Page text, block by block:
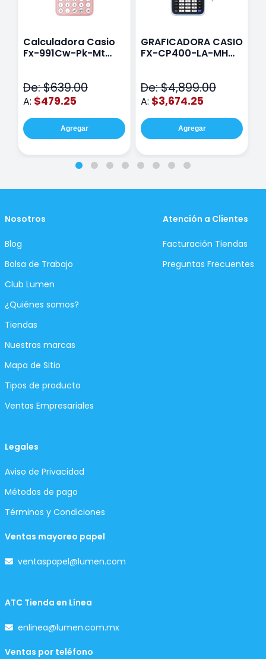
Calculadora Casio
Fx-991Cw-Pk-Mt
De: $639.00
A: $479.25
Agregar
GRAFICADORA CASIO
FX-CP400-LA-MH
De: $4,899.00
A: $3,674.25
Agregar
Nosotros
Blog
Bolsa de Trabajo
Club Lumen
¿Quiénes somos?
Tiendas
Nuestras marcas
Mapa de Sitio
Tipos de producto
Ventas Empresariales
Atención a Clientes
Facturación Tiendas
Preguntas Frecuentes
Legales
Aviso de Privacidad
Métodos de pago
Términos y Condiciones
Ventas mayoreo papel
ventaspapel@lumen.com
ATC Tienda en Línea
enlinea@lumen.com.mx
Ventas por teléfono